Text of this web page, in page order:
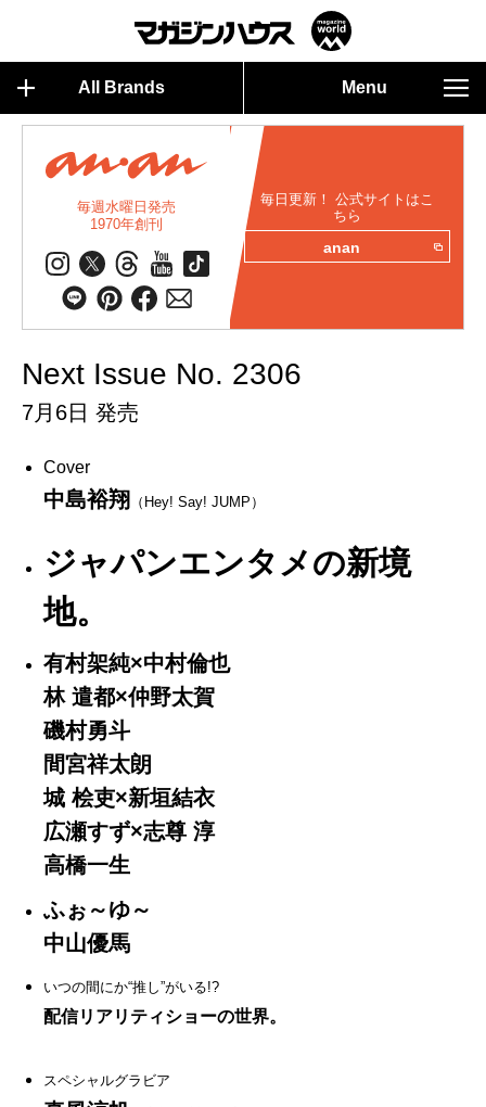
All Brands Menu
毎週水曜日発売
1970年創刊
毎日更新！ 公式サイトはこ
ちら
anan
Next Issue No. 2306
7月6日 発売
Cover
中島裕翔 （Hey! Say! JUMP）
ジャパンエンタメの新境
地。
有村架純×中村倫也
林 遣都×仲野太賀
磯村勇斗
間宮祥太朗
城 桧吏×新垣結衣
広瀬すず×志尊 淳
高橋一生
ふぉ～ゆ～
中山優馬
いつの間にか“推し”がいる!?
配信リアリティショーの世界。
スペシャルグラビア